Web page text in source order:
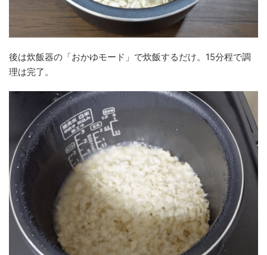
後は炊飯器の「おかゆモード」で炊飯するだけ。15分程で調
理は完了。